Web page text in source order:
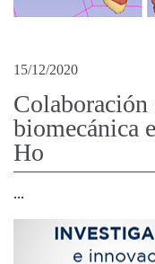
15/12/2020
biomecánica
Ho
...